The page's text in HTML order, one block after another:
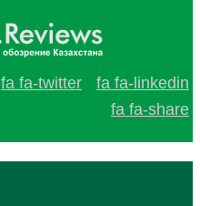
fa fa-twitter
fa fa-linkedin
fa fa-share